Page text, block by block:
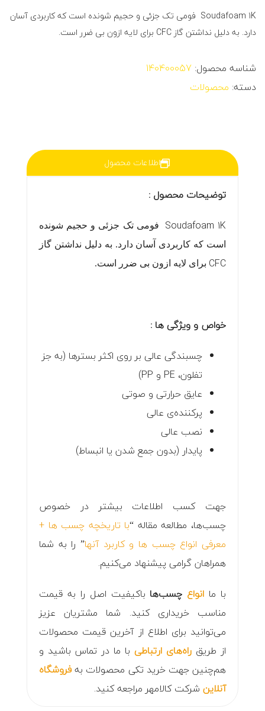
Soudafoam 1K فومی تک جزئی و حجیم شونده است که کاربردی آسان
دارد. به دلیل نداشتن گاز CFC برای لایه ازون بی ضرر است.
شناسه محصول: 140400057
دسته: محصولات
اطلاعات محصول
توضیحات محصول :
Soudafoam 1K
فومی تک جزئی و حجیم شونده
است که کاربردی آسان دارد. به دلیل نداشتن گاز
CFC برای لایه ازون بی ضرر است.
خواص و ویژگی ها :
چسبندگی عالی بر روی اکثر بسترها (به جز
تفلون، PE و PP)
عایق حرارتی و صوتی
پرکننده‌ی عالی
نصب عالی
پایدار (بدون جمع شدن یا انبساط)
جهت کسب اطلاعات بیشتر در خصوص
چسب‌ها، مطالعه مقاله “با تاریخچه چسب ها +
معرفی انواع چسب ها و کاربرد آنها” را به شما
همراهان گرامی پیشنهاد می‌کنیم.
با ما انواع چسب‌ها باکیفیت اصل را به قیمت
مناسب خریداری کنید. شما مشتریان عزیز
می‌توانید برای اطلاع از آخرین قیمت محصولات
از طریق راه‌های ارتباطی با ما در تماس باشید و
هم‌چنین جهت خرید تکی محصولات بهفروشگاه
آنلاین شرکت کالامهر مراجعه کنید.